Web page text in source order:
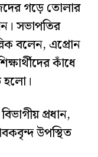
গড়ে তোলার
সভাপতির
বলেন, এপ্রোন
কাঁধে
হলো।
প্রধান,
উপস্থিত